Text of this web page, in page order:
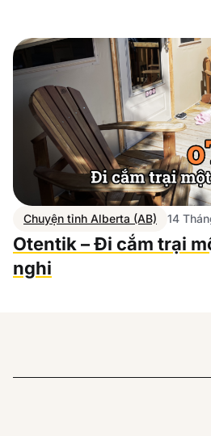
Chuyện tỉnh Alberta (AB) 14
Otentik – Đi cắm trại
nghi